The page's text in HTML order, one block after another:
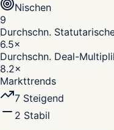
Nischen
9
Durchschn.
6.5×
Durchschn. Deal-
8.2×
Markttrends
7 Steigend
2 Stabil